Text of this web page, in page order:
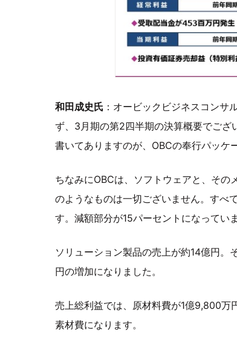
和田成史氏 ：オービックビジネスコンサ
ず、3月期の第2四半期の決算概要でござ
書いてありますのが、OBCの奉行パッケ
ちなみにOBCは、ソフトウェアと、その
のようなものは一切ございません。すべ
す。減額部分が15パーセントになってい
ソリューション製品の売上が約14億円
円の増加になりました。
売上総利益では、原材料費が1億9,800万
素材費になります。